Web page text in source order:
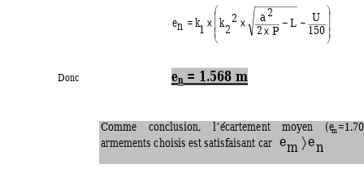










−
−
×
×
×
= 150
2
2
2
2
1
U
L
P
a
k
k
n
e
Donc en = 1.568 m
Comme conclusion, l’écartement moyen (em
armements choisis est satisfaisant car n
e
m
e 〉